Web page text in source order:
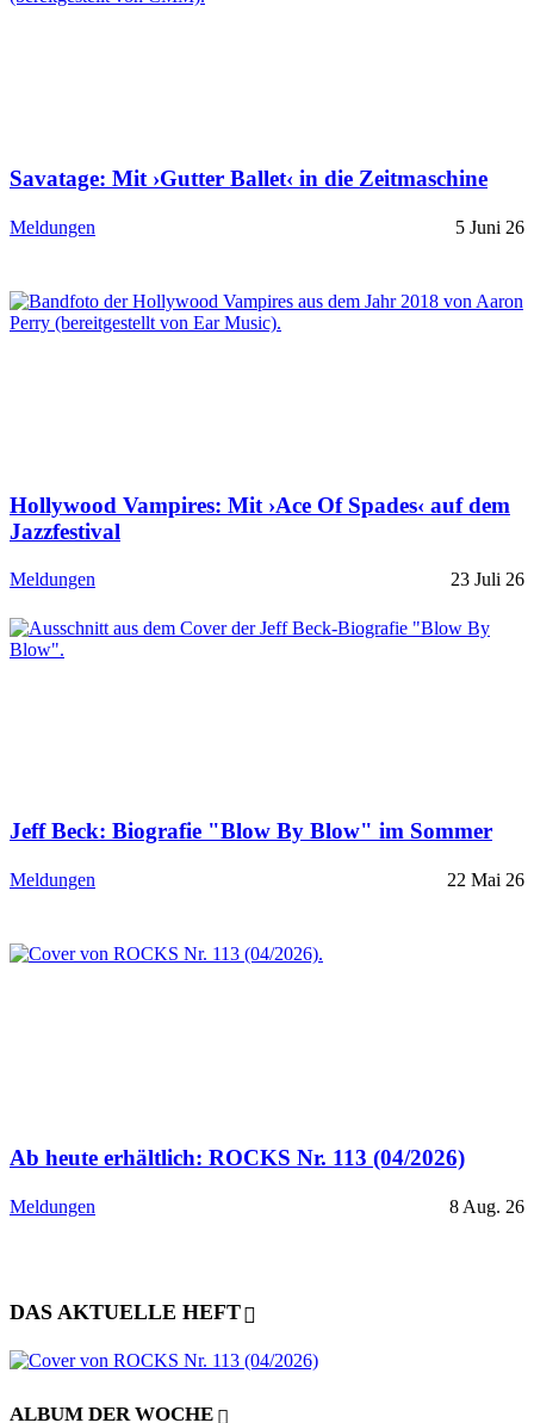
Savatage: Mit ›Gutter Ballet‹ in die Zeitmaschine
Meldungen 5 Juni 26
Hollywood Vampires: Mit ›Ace Of Spades‹ auf dem
Jazzfestival
Meldungen 23 Juli 26
Jeff Beck: Biografie "Blow By Blow" im Sommer
Meldungen 22 Mai 26
Ab heute erhältlich: ROCKS Nr. 113 (04/2026)
Meldungen 8 Aug. 26
DAS AKTUELLE HEFT
ALBUM DER WOCHE